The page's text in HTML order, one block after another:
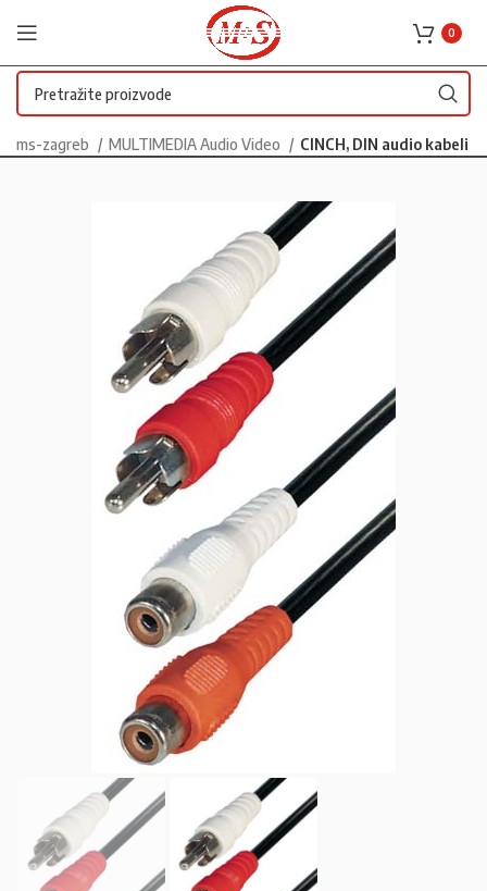
0
ms-zagreb MULTIMEDIA Audio Video CINCH, DIN audio kabeli